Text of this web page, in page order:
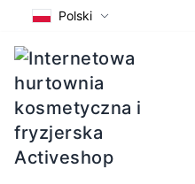
Polski